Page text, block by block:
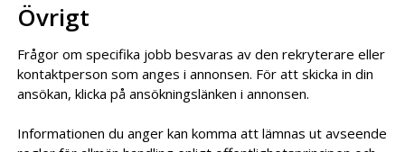
Övrigt
Frågor om specifika jobb besvaras av den rekryterare eller
kontaktperson som anges i annonsen. För att skicka in din
ansökan, klicka på ansökningslänken i annonsen.
Informationen du anger kan komma att lämnas ut avseende